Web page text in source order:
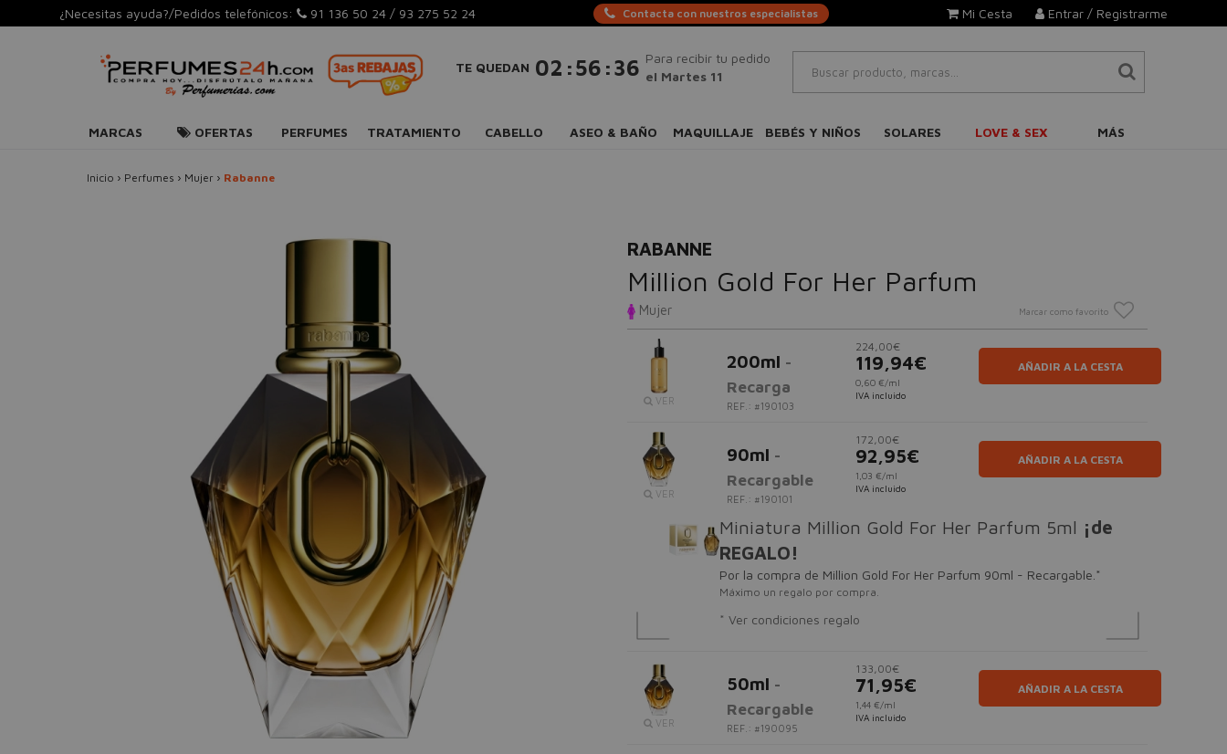
¿Necesitas ayuda?/Pedidos telefónicos: 91 136 50 24 / 93 275 52 24 Contacta con nuestros especialistas Entrar / Registrarme
Mi Cesta
TE QUEDAN 02 :56 :36 Para recibir tu pedido
el Martes 11
MARCAS OFERTAS PERFUMES TRATAMIENTO CABELLO ASEO & BAÑO MAQUILLAJE BEBÉS Y NIÑOS SOLARES LOVE & SEX MÁS
Inicio › Perfumes › Mujer › Rabanne
RABANNE
Million Gold For Her Parfum
Mujer Marcar como favorito
VER
200ml -
Recarga
REF.: #190103
224,00€
119,94€
0,60 €/ml
IVA incluido
AÑADIR A LA CESTA
VER
90ml -
Recargable
REF.: #190101
172,00€
92,95€
1,03 €/ml
IVA incluido
AÑADIR A LA CESTA
Miniatura Million Gold For Her Parfum 5ml ¡de
REGALO!
Por la compra de Million Gold For Her Parfum 90ml - Recargable.*
Máximo un regalo por compra.
* Ver condiciones regalo
VER
50ml -
Recargable
REF.: #190095
133,00€
71,95€
1,44 €/ml
IVA incluido
AÑADIR A LA CESTA